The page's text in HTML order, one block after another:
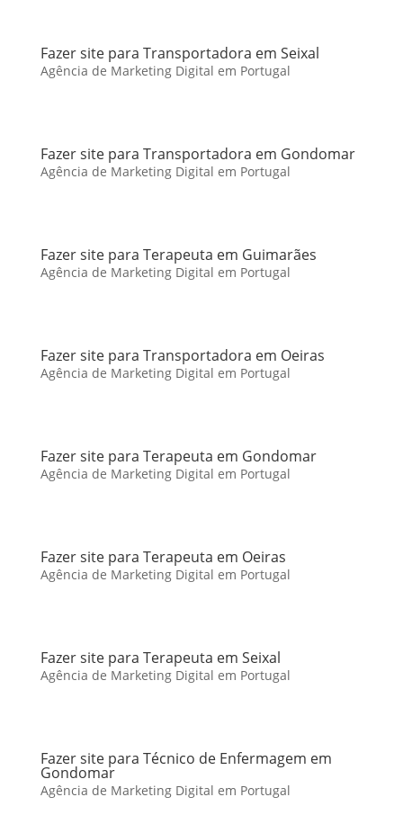
Fazer site para Transportadora em Seixal
Agência de Marketing Digital em Portugal
Fazer site para Transportadora em Gondomar
Agência de Marketing Digital em Portugal
Fazer site para Terapeuta em Guimarães
Agência de Marketing Digital em Portugal
Fazer site para Transportadora em Oeiras
Agência de Marketing Digital em Portugal
Fazer site para Terapeuta em Gondomar
Agência de Marketing Digital em Portugal
Fazer site para Terapeuta em Oeiras
Agência de Marketing Digital em Portugal
Fazer site para Terapeuta em Seixal
Agência de Marketing Digital em Portugal
Fazer site para Técnico de Enfermagem em
Gondomar
Agência de Marketing Digital em Portugal